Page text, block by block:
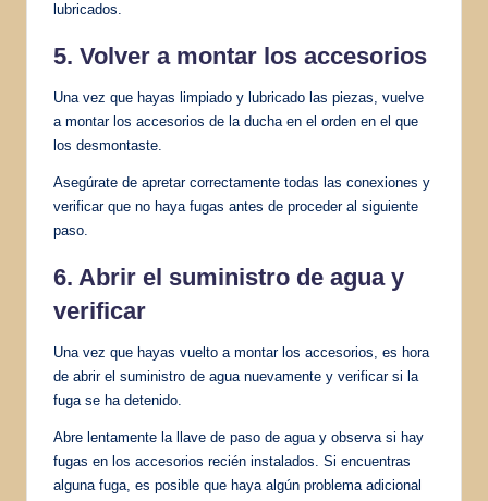
lubricados.
5. Volver a montar los accesorios
Una vez que hayas limpiado y lubricado las piezas, vuelve
a montar los accesorios de la ducha en el orden en el que
los desmontaste.
Asegúrate de apretar correctamente todas las conexiones y
verificar que no haya fugas antes de proceder al siguiente
paso.
6. Abrir el suministro de agua y
verificar
Una vez que hayas vuelto a montar los accesorios, es hora
de abrir el suministro de agua nuevamente y verificar si la
fuga se ha detenido.
Abre lentamente la llave de paso de agua y observa si hay
fugas en los accesorios recién instalados. Si encuentras
alguna fuga, es posible que haya algún problema adicional